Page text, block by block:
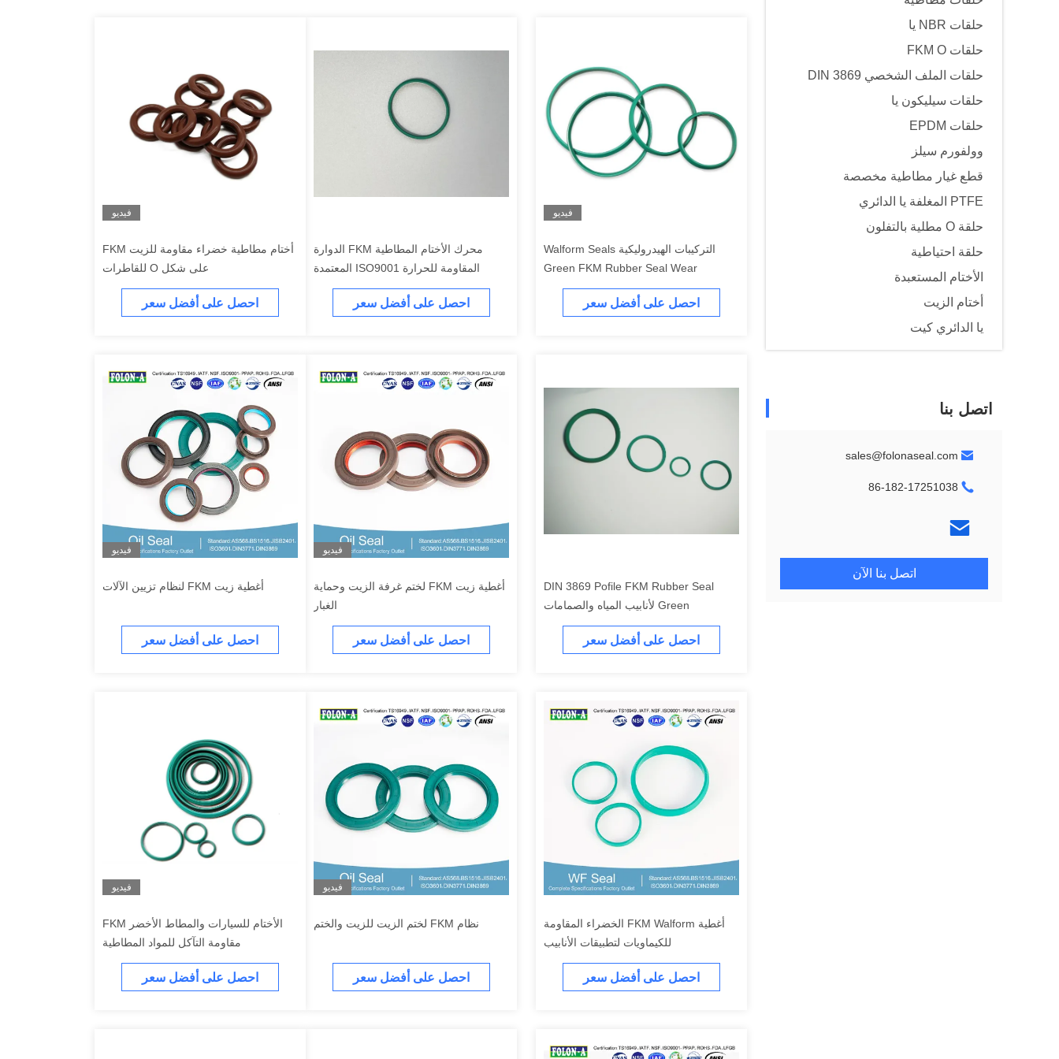
حلقات NBR يا
حلقات FKM O
حلقات الملف الشخصي DIN 3869
حلقات سيليكون يا
حلقات EPDM
وولفورم سيلز
قطع غيار مطاطية مخصصة
PTFE المغلفة يا الدائري
حلقة O مطلية بالتفلون
حلقة احتياطية
الأختام المستعبدة
أختام الزيت
يا الدائري كيت
اتصل بنا
sales@folonaseal.com
86-182-17251038
اتصل بنا الآن
فيديو
التركيبات الهيدروليكية Walform Seals
Green FKM Rubber Seal Wear
Resistance
احصل على أفضل سعر
محرك الأختام المطاطية FKM الدوارة
المقاومة للحرارة ISO9001 المعتمدة
احصل على أفضل سعر
فيديو
أختام مطاطية خضراء مقاومة للزيت FKM
على شكل O للقاطرات
احصل على أفضل سعر
DIN 3869 Pofile FKM Rubber Seal
Green لأنابيب المياه والصمامات
احصل على أفضل سعر
فيديو
أغطية زيت FKM لختم غرفة الزيت وحماية
الغبار
احصل على أفضل سعر
فيديو
أغطية زيت FKM لنظام تزيين الآلات
احصل على أفضل سعر
أغطية FKM Walform الخضراء المقاومة
للكيماويات لتطبيقات الأنابيب
احصل على أفضل سعر
فيديو
نظام FKM لختم الزيت للزيت والختم
احصل على أفضل سعر
فيديو
الأختام للسيارات والمطاط الأخضر FKM
مقاومة التآكل للمواد المطاطية
احصل على أفضل سعر